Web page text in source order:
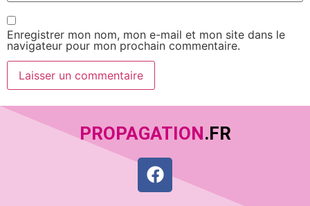
Enregistrer mon nom, mon e-mail et mon site dans le
navigateur pour mon prochain commentaire.
PROPAGATION.FR